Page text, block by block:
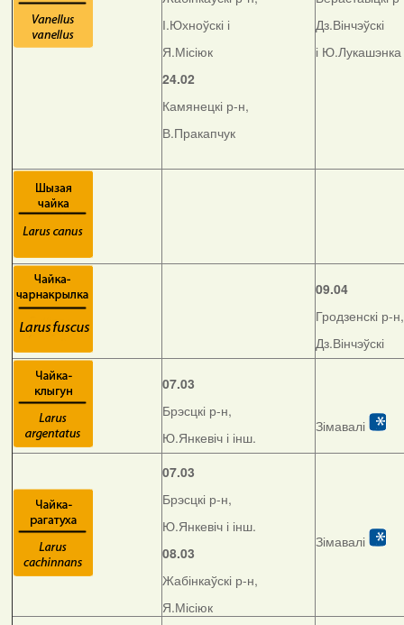
І.Юхноўскі і
Я.Місіюк
24.02
Камянецкі р-н,
В.Пракапчук
Дз.Вінчэўскі
і Ю.Лукашэнка
09.04
Гродзенскі р-н,
Дз.Вінчэўскі
07.03
Брэсцкі р-н,
Ю.Янкевіч і інш.
Зімавалі
07.03
Брэсцкі р-н,
Ю.Янкевіч і інш.
08.03
Жабінкаўскі р-н,
Я.Місіюк
Зімавалі